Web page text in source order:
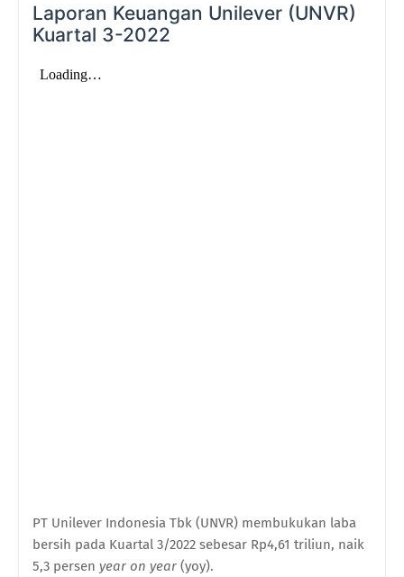
Laporan Keuangan Unilever (UNVR)
Kuartal 3-2022
PT Unilever Indonesia Tbk (UNVR) membukukan laba
bersih pada Kuartal 3/2022 sebesar Rp4,61 triliun, naik
5,3 persen year on year (yoy).